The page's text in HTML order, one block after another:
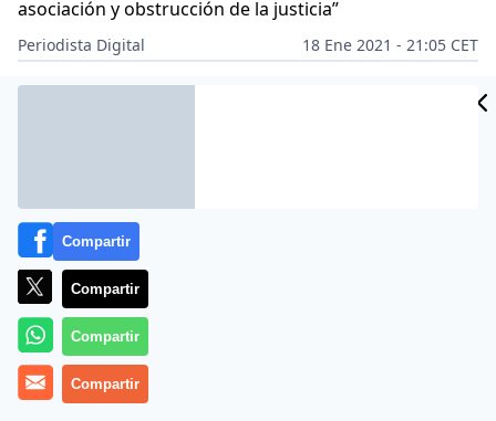
asociación y obstrucción de la justicia”
Periodista Digital
18 Ene 2021 - 21:05 CET
Archivado en: AMÉRICA LATINA
Compartir
Compartir
Compartir
Compartir